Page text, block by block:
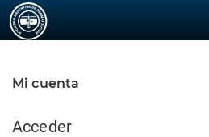
Mi cuenta
Acceder